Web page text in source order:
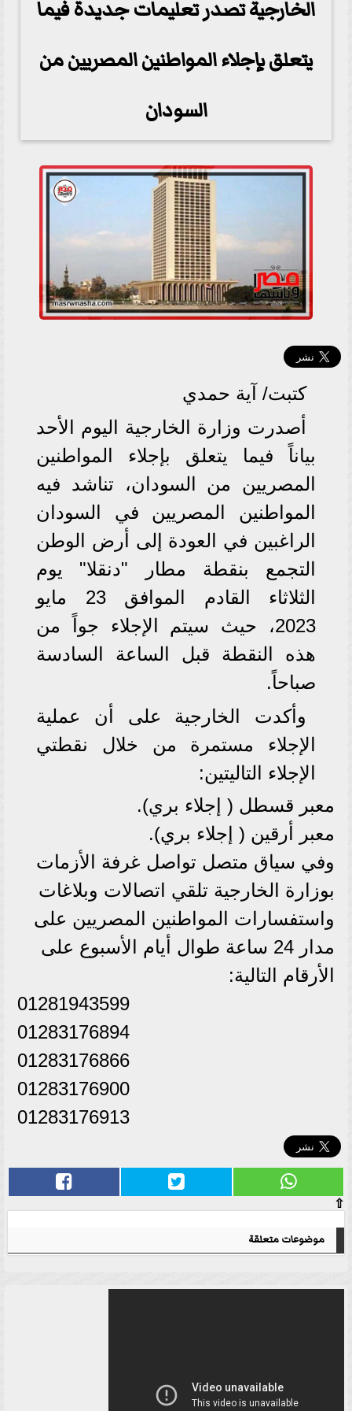
الخارجية تصدر تعليمات جديدة فيما
يتعلق بإجلاء المواطنين المصريين من
السودان
كتبت/ آية حمدي
أصدرت وزارة الخارجية اليوم الأحد
بياناً فيما يتعلق بإجلاء المواطنين
المصريين من السودان، تناشد فيه
المواطنين المصريين في السودان
الراغبين في العودة إلى أرض الوطن
التجمع بنقطة مطار "دنقلا" يوم
الثلاثاء القادم الموافق 23 مايو
2023، حيث سيتم الإجلاء جواً من
هذه النقطة قبل الساعة السادسة
صباحاً.
وأكدت الخارجية على أن عملية
الإجلاء مستمرة من خلال نقطتي
الإجلاء التاليتين:
معبر قسطل ( إجلاء بري).
معبر أرقين ( إجلاء بري).
وفي سياق متصل تواصل غرفة الأزمات
بوزارة الخارجية تلقي اتصالات وبلاغات
واستفسارات المواطنين المصريين على
مدار 24 ساعة طوال أيام الأسبوع على
الأرقام التالية:
01281943599
01283176894
01283176866
01283176900
01283176913
⇧
موضوعات متعلقة